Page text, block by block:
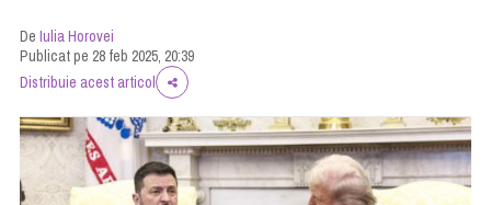
DeIulia Horovei
Publicat pe 28 feb 2025, 20:39
Distribuie acest articol